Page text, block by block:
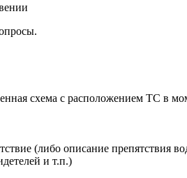
схема с расположением ТС в
(либо описание препятствия
и т.п.)